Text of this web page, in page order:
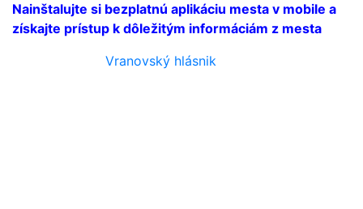
Nainštalujte si bezplatnú aplikáciu mesta v mobile a
získajte prístup k dôležitým informáciám z mesta
Vranovský hlásnik